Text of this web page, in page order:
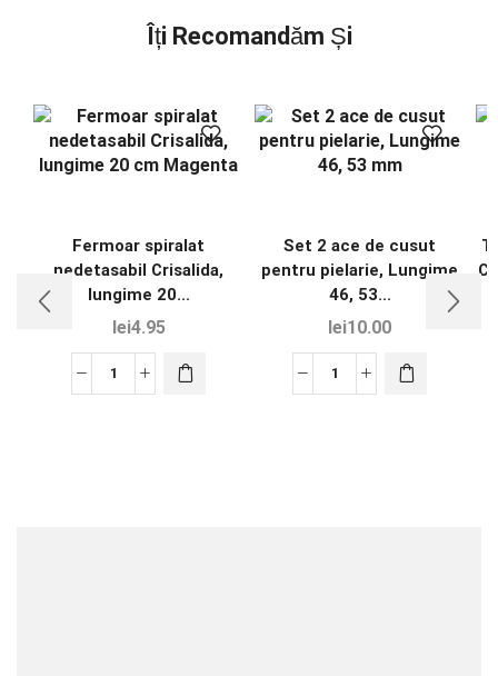
Îți Recomandăm Și
Fermoar spiralat
nedetasabil Crisalida,
lungime 20...
lei4.95
Set 2 ace de cusut
pentru pielarie, Lungime
46, 53...
lei10.00